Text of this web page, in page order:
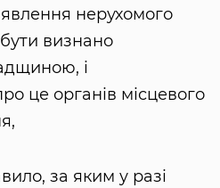
нерухомого
визнано
і
це органів місцевого
за яким у разі